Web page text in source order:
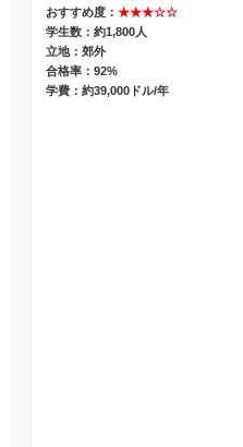
おすすめ度： ★★★☆☆
学生数：約1,800人
立地：郊外
合格率：92%
学費：約39,000ドル/年